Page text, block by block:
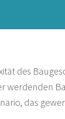
des
werdenden
das